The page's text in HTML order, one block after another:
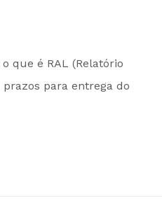
que é RAL (Relatório
para entrega do